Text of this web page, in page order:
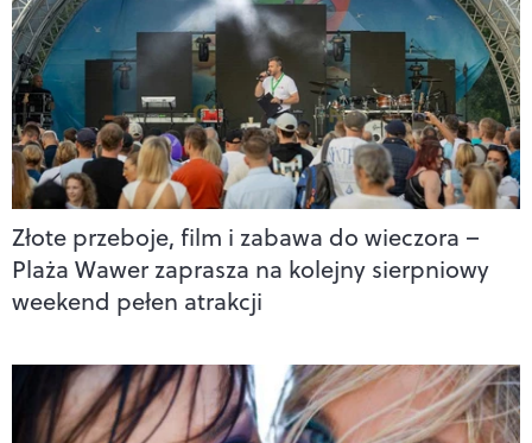
Złote przeboje, film i zabawa do wieczora –
Plaża Wawer zaprasza na kolejny sierpniowy
weekend pełen atrakcji